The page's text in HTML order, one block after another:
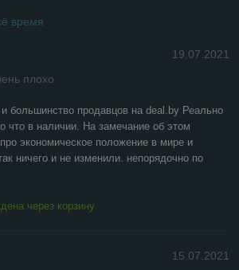
время
19.07.2021
плохо
большинство продавцов на deal.by Реально
что в наличии. На замечание об этом
экономическое положение в мире и
ничего и не изменили. непорядочно по
через корзину
15.07.2021